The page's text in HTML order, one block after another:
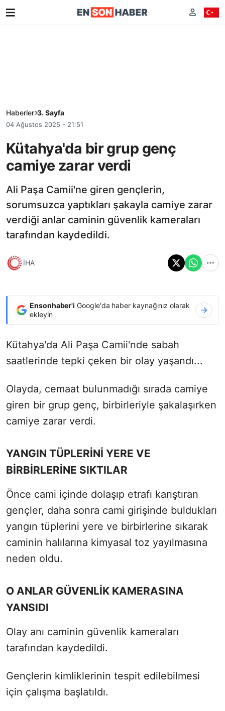
Haberler 3. Sayfa
04 Ağustos 2025 - 21:51
Kütahya'da bir grup genç
camiye zarar verdi
Ali Paşa Camii'ne giren gençlerin,
sorumsuzca yaptıkları şakayla camiye zarar
verdiği anlar caminin güvenlik kameraları
tarafından kaydedildi.
İHA
Ensonhaber'i Google'da haber kaynağınız olarak
ekleyin
Kütahya'da Ali Paşa Camii'nde sabah
saatlerinde tepki çeken bir olay yaşandı...
Olayda, cemaat bulunmadığı sırada camiye
giren bir grup genç, birbirleriyle şakalaşırken
camiye zarar verdi.
YANGIN TÜPLERİNİ YERE VE
BİRBİRLERİNE SIKTILAR
Önce cami içinde dolaşıp etrafı karıştıran
gençler, daha sonra cami girişinde buldukları
yangın tüplerini yere ve birbirlerine sıkarak
caminin halılarına kimyasal toz yayılmasına
neden oldu.
O ANLAR GÜVENLİK KAMERASINA
YANSIDI
Olay anı caminin güvenlik kameraları
tarafından kaydedildi.
Gençlerin kimliklerinin tespit edilebilmesi
için çalışma başlatıldı.